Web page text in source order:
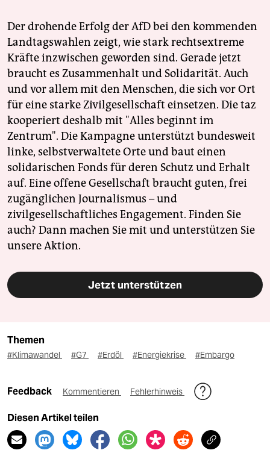
Der drohende Erfolg der AfD bei den kommenden
Landtagswahlen zeigt, wie stark rechtsextreme
Kräfte inzwischen geworden sind. Gerade jetzt
braucht es Zusammenhalt und Solidarität. Auch
und vor allem mit den Menschen, die sich vor Ort
für eine starke Zivilgesellschaft einsetzen. Die taz
kooperiert deshalb mit "Alles beginnt im
Zentrum". Die Kampagne unterstützt bundesweit
linke, selbstverwaltete Orte und baut einen
solidarischen Fonds für deren Schutz und Erhalt
auf. Eine offene Gesellschaft braucht guten, frei
zugänglichen Journalismus – und
zivilgesellschaftliches Engagement. Finden Sie
auch? Dann machen Sie mit und unterstützen Sie
unsere Aktion.
Jetzt unterstützen
Themen
#Klimawandel #G7 #Erdöl #Energiekrise #Embargo
Feedback Kommentieren Fehlerhinweis
Diesen Artikel teilen